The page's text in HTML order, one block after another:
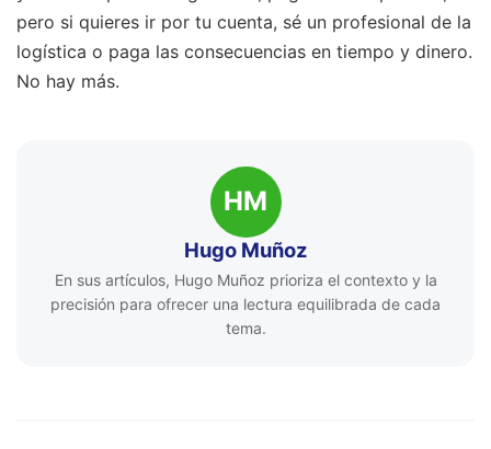
pero si quieres ir por tu cuenta, sé un profesional de la
logística o paga las consecuencias en tiempo y dinero.
No hay más.
HM
Hugo Muñoz
En sus artículos, Hugo Muñoz prioriza el contexto y la
precisión para ofrecer una lectura equilibrada de cada
tema.